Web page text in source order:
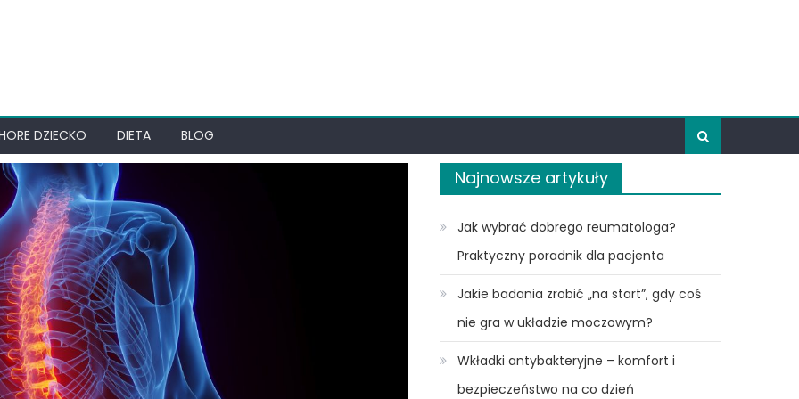
DZIECKO DIETA BLOG
Najnowsze artykuły
Jak wybrać dobrego reumatologa?
Praktyczny poradnik dla pacjenta
Jakie badania zrobić „na start”, gdy coś
nie gra w układzie moczowym?
Wkładki antybakteryjne – komfort i
bezpieczeństwo na co dzień